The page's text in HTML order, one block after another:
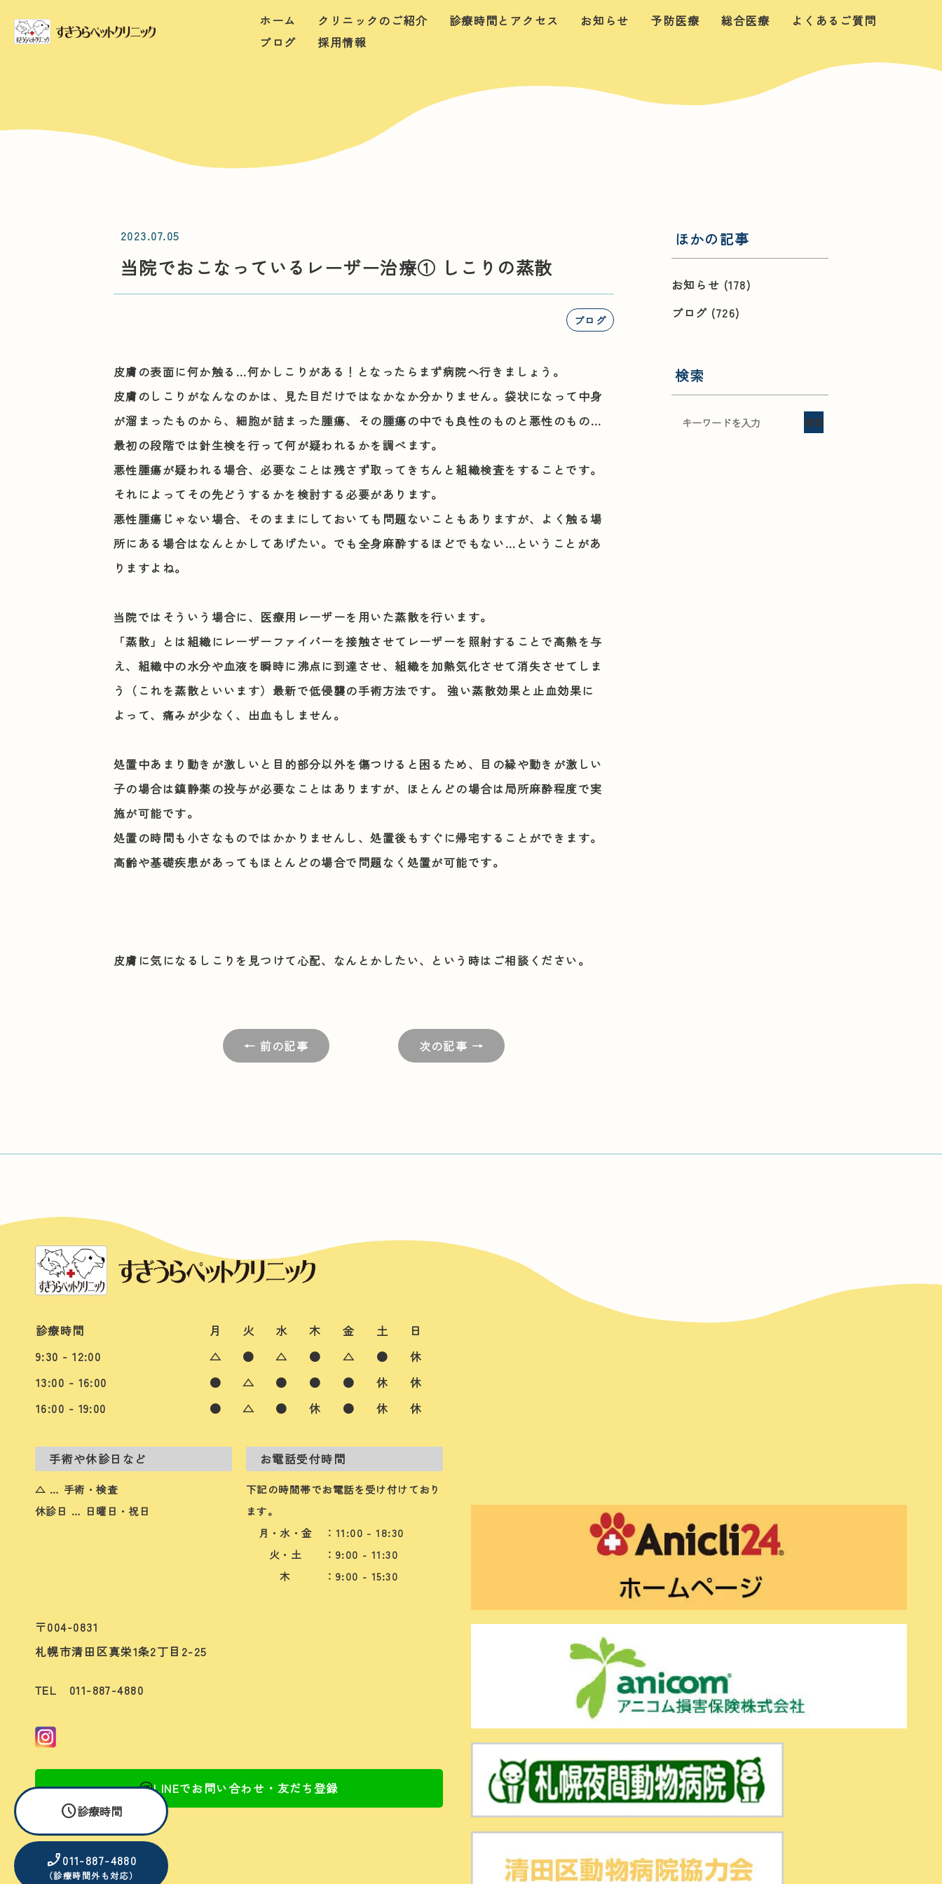
ホーム クリニックのご紹介 診療時間とアクセス お知らせ 予防医療 総合医療
よくあるご質問
ブログ
採用情報
2023.07.05
当院でおこなっているレーザー治療① しこりの蒸散
ブログ
皮膚の表面に何か触る…何かしこりがある！となったらまず病院へ行きましょう。
皮膚のしこりがなんなのかは、見た目だけではなかなか分かりません。袋状になって中身
が溜まったものから、細胞が詰まった腫瘍、その腫瘍の中でも良性のものと悪性のもの…
最初の段階では針生検を行って何が疑われるかを調べます。
悪性腫瘍が疑われる場合、必要なことは残さず取ってきちんと組織検査をすることです。
それによってその先どうするかを検討する必要があります。
悪性腫瘍じゃない場合、そのままにしておいても問題ないこともありますが、よく触る場
所にある場合はなんとかしてあげたい。でも全身麻酔するほどでもない…ということがあ
りますよね。
当院ではそういう場合に、医療用レーザーを用いた蒸散を行います。
「蒸散」とは組織にレーザーファイバーを接触させてレーザーを照射することで高熱を与
え、組織中の水分や血液を瞬時に沸点に到達させ、組織を加熱気化させて消失させてしま
う（これを蒸散といいます）最新で低侵襲の手術方法です。 強い蒸散効果と止血効果に
よって、痛みが少なく、出血もしません。
処置中あまり動きが激しいと目的部分以外を傷つけると困るため、目の縁や動きが激しい
子の場合は鎮静薬の投与が必要なことはありますが、ほとんどの場合は局所麻酔程度で実
施が可能です。
処置の時間も小さなものではかかりませんし、処置後もすぐに帰宅することができます。
高齢や基礎疾患があってもほとんどの場合で問題なく処置が可能です。
皮膚に気になるしこりを見つけて心配、なんとかしたい、という時はご相談ください。
← 前の記事 次の記事 →
ほかの記事
お知らせ (178)
ブログ (726)
検索
検索
診療時間 月 火 水 木 金 土
日
9:30 - 12:00
△ ● △ ● △ ●
休
13:00 - 16:00
● △ ● ● ● 休
休
16:00 - 19:00
● △ ● 休 ● 休 休
手術や休診日など
△ … 手術・検査
休診日 … 日曜日・祝日
お電話受付時間
下記の時間帯でお電話を受け付けており
ます。
月・水・金
：11:00 - 18:30
火・土
：9:00 - 11:30
木
：9:00 - 15:30
〒004-0831
札幌市清田区真栄1条2丁目2-25
TEL 011-887-4880
LINEでお問い合わせ・友だち登録
schedule診療時間
phone_enabled011-887-4880
（診療時間外も対応）